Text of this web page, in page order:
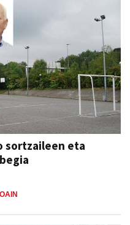
sortzaileen eta